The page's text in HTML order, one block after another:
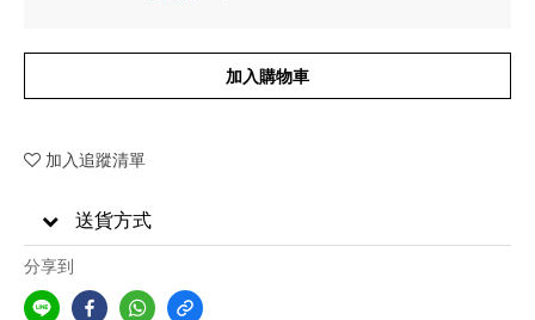
加入購物車
加入追蹤清單
送貨方式
分享到